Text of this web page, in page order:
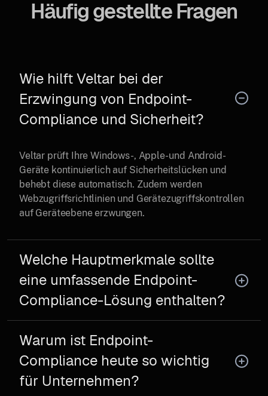
Häufig gestellte Fragen
Wie hilft Veltar bei der
Erzwingung von Endpoint-
Compliance und Sicherheit?
Veltar prüft Ihre Windows-, Apple- und Android-
Geräte kontinuierlich auf Sicherheitslücken und
behebt diese automatisch. Zudem werden
Webzugriffsrichtlinien und Gerätezugriffskontrollen
auf Geräteebene erzwungen.
Welche Hauptmerkmale sollte
eine umfassende Endpoint-
Compliance-Lösung enthalten?
Warum ist Endpoint-
Compliance heute so wichtig
für Unternehmen?